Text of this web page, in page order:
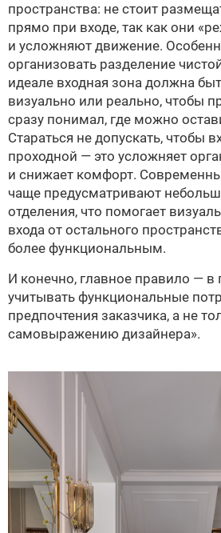
пространства: не стоит
прямо при входе, так как они
и усложняют движение.
организовать разделение
идеале входная зона должна
визуально или реально, чтобы
сразу понимал, где можно
Стараться не допускать, чтобы
проходной — это усложняет
и снижает комфорт.
чаще предусматривают
отделения, что помогает
входа от остального
более функциональным.
И конечно, главное правило — в
учитывать функциональные
предпочтения заказчика, а не
самовыражению дизайнера».